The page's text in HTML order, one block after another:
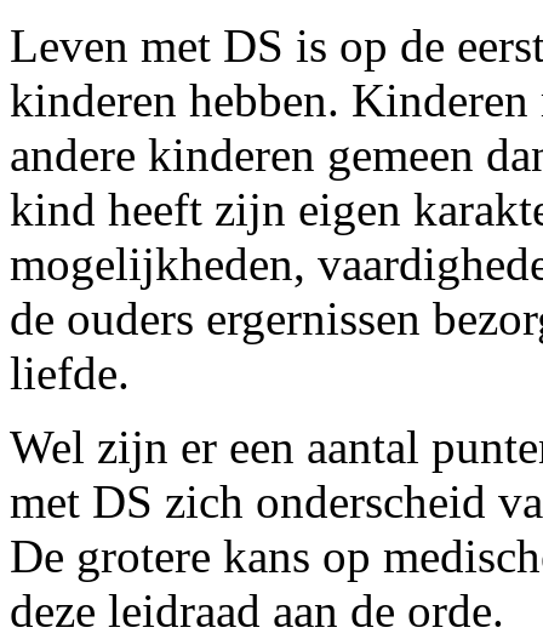
Leven met DS is op de
kinderen hebben.
andere kinderen gemeen
kind heeft zijn eigen
mogelijkheden,
de ouders ergernissen
liefde.
Wel zijn er een aantal
met DS zich onderscheid
De grotere kans op
deze leidraad aan de orde.